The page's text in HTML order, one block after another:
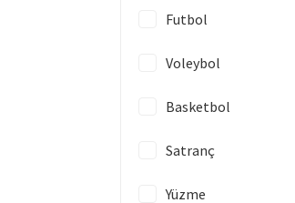
Futbol
Voleybol
Basketbol
Satranç
Yüzme